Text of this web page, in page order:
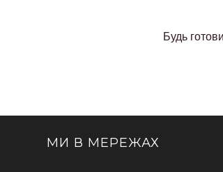
Будь
МИ В МЕРЕЖАХ